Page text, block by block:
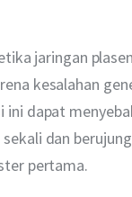
jaringan
kesalahan
ini dapat
dan
pertama.